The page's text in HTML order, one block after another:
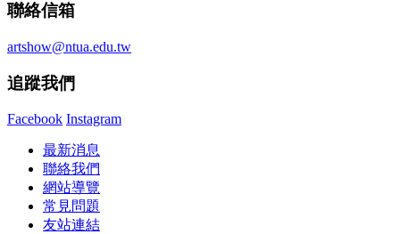
聯絡信箱
artshow@ntua.edu.tw
追蹤我們
Facebook Instagram
最新消息
聯絡我們
網站導覽
常見問題
友站連結